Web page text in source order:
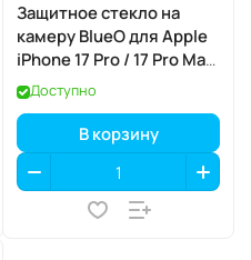
Защитное стекло на
камеру BlueO для Apple
iPhone 17 Pro / 17 Pro Max,
Aluminium, 3 шт., Grey
(серый), с
аппликатором
Доступно
В корзину